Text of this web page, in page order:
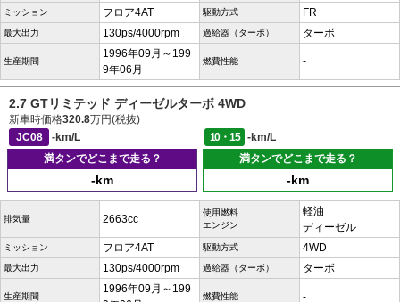
ミッション フロア4AT 駆動方式 FR
最大出力 130ps/4000rpm 過給器（ターボ） ターボ
生産期間
1996年09月～199
9年06月
燃費性能 -
2.7 GTリミテッド ディーゼルターボ 4WD
新車時価格320.8万円(税抜)
JC08
-km/L 10・15
-km/L
満タンでどこまで走る？
-km
満タンでどこまで走る？
-km
排気量 2663cc
使用燃料
エンジン
軽油
ディーゼル
ミッション フロア4AT 駆動方式 4WD
最大出力 130ps/4000rpm 過給器（ターボ） ターボ
生産期間
1996年09月～199
燃費性能 -